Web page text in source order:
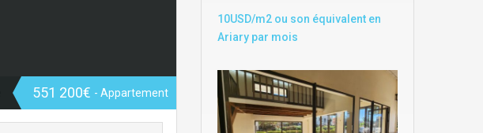
551 200€ - Appartement
10USD/m2 ou son équivalent en
Ariary par mois